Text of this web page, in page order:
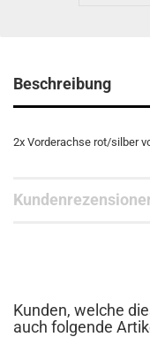
Beschreibung
2x Vorderachse rot/silber
Kunden, welche
auch folgende